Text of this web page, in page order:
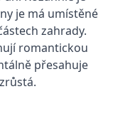
je má umístěné
zahrady.
romantickou
přesahuje